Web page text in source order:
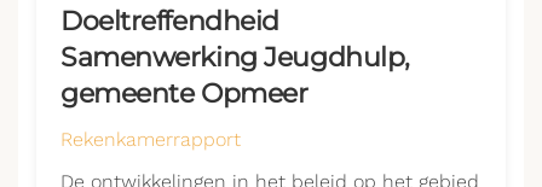
Doeltreffendheid
Samenwerking Jeugdhulp,
gemeente Opmeer
Rekenkamerrapport
De ontwikkelingen in het beleid op het gebied